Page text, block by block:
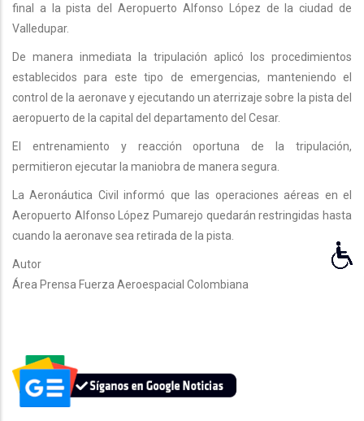
final a la pista del Aeropuerto Alfonso López de la ciudad de
Valledupar.
De manera inmediata la tripulación aplicó los procedimientos
establecidos para este tipo de emergencias, manteniendo el
control de la aeronave y ejecutando un aterrizaje sobre la pista del
aeropuerto de la capital del departamento del Cesar.
El entrenamiento y reacción oportuna de la tripulación,
permitieron ejecutar la maniobra de manera segura.
La Aeronáutica Civil informó que las operaciones aéreas en el
Aeropuerto Alfonso López Pumarejo quedarán restringidas hasta
cuando la aeronave sea retirada de la pista.
Autor
Área Prensa Fuerza Aeroespacial Colombiana